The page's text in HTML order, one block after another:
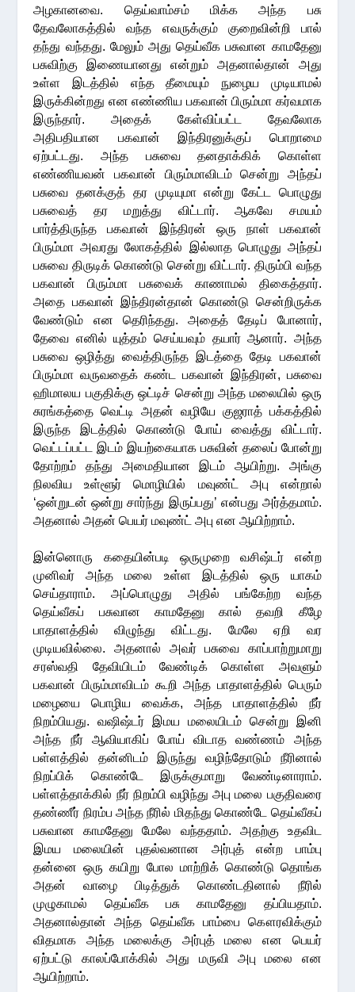
அழகானவை. தெய்வாம்சம் மிக்க அந்த பசு
தேவலோகத்தில் வந்த எவருக்கும் குறைவின்றி பால்
தந்து வந்தது. மேலும் அது தெய்வீக பசுவான காமதேனு
பசுவிற்கு இணையானது என்றும் அதனால்தான் அது
உள்ள இடத்தில் எந்த தீமையும் நுழைய முடியாமல்
இருக்கின்றது என எண்ணிய பகவான் பிரும்மா கர்வமாக
இருந்தார். அதைக் கேள்விப்பட்ட தேவலோக
அதிபதியான பகவான் இந்திரனுக்குப் பொறாமை
ஏற்பட்டது. அந்த பசுவை தனதாக்கிக் கொள்ள
எண்ணியவன் பகவான் பிரும்மாவிடம் சென்று அந்தப்
பசுவை தனக்குத் தர முடியுமா என்று கேட்ட பொழுது
பசுவைத் தர மறுத்து விட்டார். ஆகவே சமயம்
பார்த்திருந்த பகவான் இந்திரன் ஒரு நாள் பகவான்
பிரும்மா அவரது லோகத்தில் இல்லாத பொழுது அந்தப்
பசுவை திருடிக் கொண்டு சென்று விட்டார். திரும்பி வந்த
பகவான் பிரும்மா பசுவைக் காணாமல் திகைத்தார்.
அதை பகவான் இந்திரன்தான் கொண்டு சென்றிருக்க
வேண்டும் என தெரிந்தது. அதைத் தேடிப் போனார்,
தேவை எனில் யுத்தம் செய்யவும் தயார் ஆனார். அந்த
பசுவை ஒழித்து வைத்திருந்த இடத்தை தேடி பகவான்
பிரும்மா வருவதைக் கண்ட பகவான் இந்திரன், பசுவை
ஹிமாலய பகுதிக்கு ஒட்டிச் சென்று அந்த மலையில் ஒரு
சுரங்கத்தை வெட்டி அதன் வழியே குஜராத் பக்கத்தில்
இருந்த இடத்தில் கொண்டு போய் வைத்து விட்டார்.
வெட்டப்பட்ட இடம் இயற்கையாக பசுவின் தலைப் போன்று
தோற்றம் தந்து அமைதியான இடம் ஆயிற்று. அங்கு
நிலவிய உள்ளூர் மொழியில் மவுண்ட் அபு என்றால்
‘ஒன்றுடன் ஒன்று சார்ந்து இருப்பது’ என்பது அர்த்தமாம்.
அதனால் அதன் பெயர் மவுண்ட் அபு என ஆயிற்றாம்.
இன்னொரு கதையின்படி ஒருமுறை வசிஷ்டர் என்ற
முனிவர் அந்த மலை உள்ள இடத்தில் ஒரு யாகம்
செய்தாராம். அப்பொழுது அதில் பங்கேற்ற வந்த
தெய்வீகப் பசுவான காமதேனு கால் தவறி கீழே
பாதாளத்தில் விழுந்து விட்டது. மேலே ஏறி வர
முடியவில்லை. அதனால் அவர் பசுவை காப்பாற்றுமாறு
சரஸ்வதி தேவியிடம் வேண்டிக் கொள்ள அவளும்
பகவான் பிரும்மாவிடம் கூறி அந்த பாதாளத்தில் பெரும்
மழையை பொழிய வைக்க, அந்த பாதாளத்தில் நீர்
நிறம்பியது. வஷிஷ்டர் இமய மலையிடம் சென்று இனி
அந்த நீர் ஆவியாகிப் போய் விடாத வண்ணம் அந்த
பள்ளத்தில் தன்னிடம் இருந்து வழிந்தோடும் நீரினால்
நிறப்பிக் கொண்டே இருக்குமாறு வேண்டினாராம்.
பள்ளத்தாக்கில் நீர் நிறம்பி வழிந்து அபு மலை பகுதிவரை
தண்ணீர் நிரம்ப அந்த நீரில் மிதந்து கொண்டே தெய்வீகப்
பசுவான காமதேனு மேலே வந்ததாம். அதற்கு உதவிட
இமய மலையின் புதல்வனான அர்புத் என்ற பாம்பு
தன்னை ஒரு கயிறு போல மாற்றிக் கொண்டு தொங்க
அதன் வாழை பிடித்துக் கொண்டதினால் நீரில்
முழுகாமல் தெய்வீக பசு காமதேனு தப்பியதாம்.
அதனால்தான் அந்த தெய்வீக பாம்பை கௌரவிக்கும்
விதமாக அந்த மலைக்கு அர்புத் மலை என பெயர்
ஏற்பட்டு காலப்போக்கில் அது மருவி அபு மலை என
ஆயிற்றாம்.